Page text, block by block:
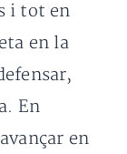
i tot en
en la
En
en